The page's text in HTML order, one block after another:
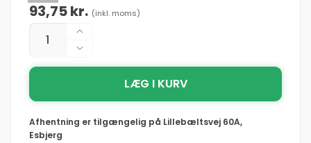
Normalpris
93,75 kr. (inkl. moms)
Antal
Øg
antallet
for
Mascot®
T-
Reducer
antallet
Mascot®
Calais
LÆG I KURV
Afhentning er tilgængelig på Lillebæltsvej 60A,
Esbjerg